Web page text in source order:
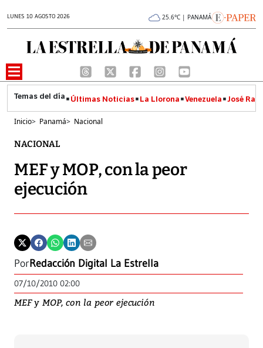
LUNES 10 AGOSTO 2026 25.6°C | PANAMÁ
Últimas Noticias La Llorona Venezuela José
Inicio> Panamá> Nacional
NACIONAL
MEF y MOP, con la peor
ejecución
PorRedacción Digital La Estrella
07/10/2010 02:00
MEF y MOP, con la peor ejecución